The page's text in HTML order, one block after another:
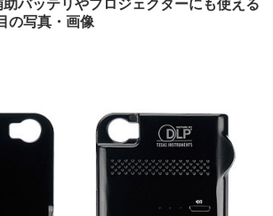
スポーツ
ショッピング
方法
の写真・画像